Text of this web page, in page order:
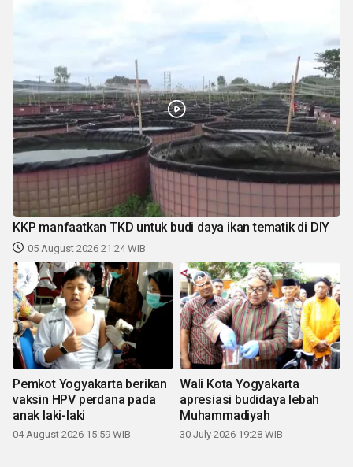
KKP manfaatkan TKD untuk budi daya ikan tematik di DIY
05 August 2026 21:24 WIB
Pemkot Yogyakarta berikan
vaksin HPV perdana pada
anak laki-laki
04 August 2026 15:59 WIB
Wali Kota Yogyakarta
apresiasi budidaya lebah
Muhammadiyah
30 July 2026 19:28 WIB